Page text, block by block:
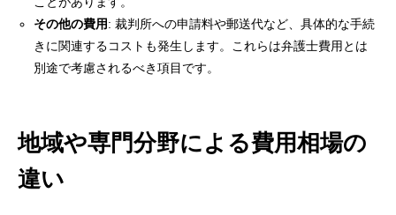
その他の費用: 裁判所への申請料や郵送代など、具体的な手続
きに関連するコストも発生します。これらは弁護士費用とは
別途で考慮されるべき項目です。
地域や専門分野による費用相場の
違い